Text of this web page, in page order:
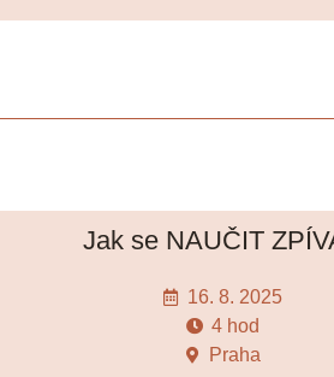
Jak se NAUČIT
16. 8. 2025
4 hod
Praha